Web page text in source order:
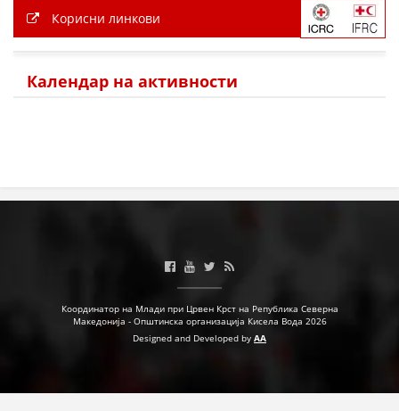
Корисни линкови
Календар на активности
Координатор на Млади при Црвен Крст на Република Северна
Македонија - Општинска организација Кисела Вода 2026
Designed and Developed by AA